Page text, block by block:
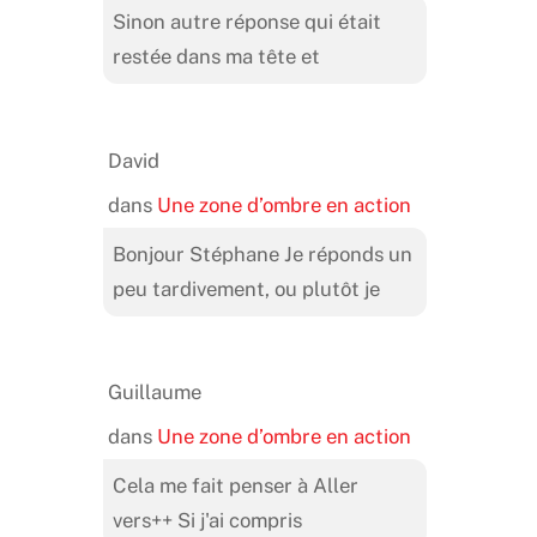
Sinon autre réponse qui était
restée dans ma tête et
David
dans Une zone d’ombre en action
Bonjour Stéphane Je réponds un
peu tardivement, ou plutôt je
Guillaume
dans Une zone d’ombre en action
Cela me fait penser à Aller
vers++ Si j'ai compris